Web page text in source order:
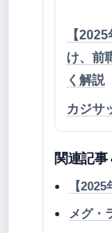
【
け、前
く解説
カジサ
関連記事
【
メグ・